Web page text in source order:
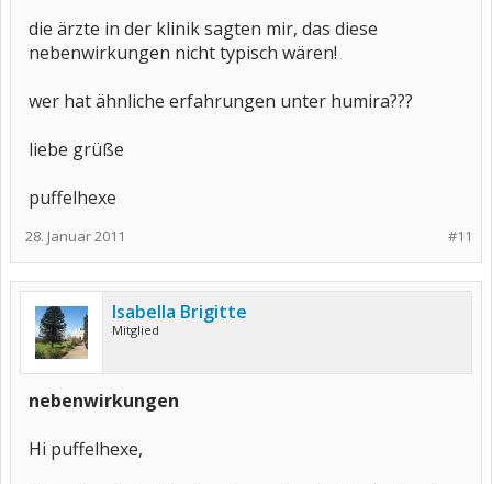
die ärzte in der klinik sagten mir, das diese
nebenwirkungen nicht typisch wären!
wer hat ähnliche erfahrungen unter humira???
liebe grüße
puffelhexe
#11
28. Januar 2011
Isabella Brigitte
Mitglied
nebenwirkungen
Hi puffelhexe,